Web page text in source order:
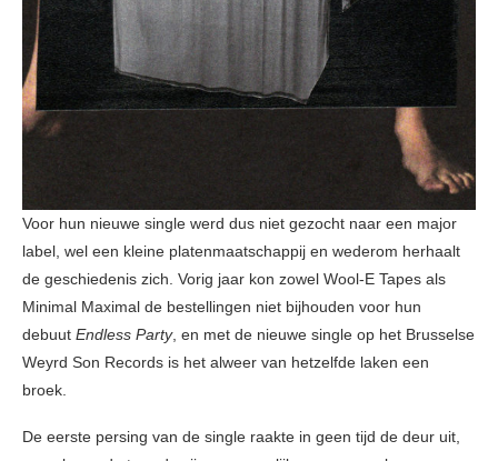
Voor hun nieuwe single werd dus niet gezocht naar een major
label, wel een kleine platenmaatschappij en wederom herhaalt
de geschiedenis zich. Vorig jaar kon zowel Wool-E Tapes als
Minimal Maximal de bestellingen niet bijhouden voor hun
debuut Endless Party, en met de nieuwe single op het Brusselse
Weyrd Son Records is het alweer van hetzelfde laken een
broek.
De eerste persing van de single raakte in geen tijd de deur uit,